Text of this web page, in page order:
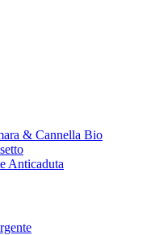
& Cannella Bio
Anticaduta